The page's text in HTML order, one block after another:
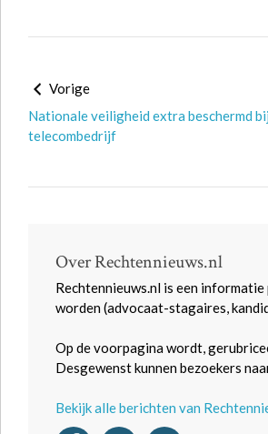
Vorige
Nationale veiligheid extra beschermd
telecombedrijf
Over Rechtennieuws.nl
Rechtennieuws.nl is een
worden (advocaat-stagaires,
Op de voorpagina wordt,
Desgewenst kunnen bezoekers
Bekijk alle berichten van